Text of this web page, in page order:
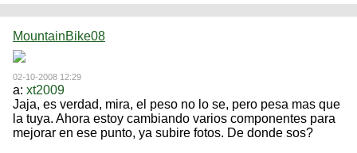
MountainBike08
02-10-2008 12:29
a: xt2009
Jaja, es verdad, mira, el peso no lo se, pero pesa mas que
la tuya. Ahora estoy cambiando varios componentes para
mejorar en ese punto, ya subire fotos. De donde sos?